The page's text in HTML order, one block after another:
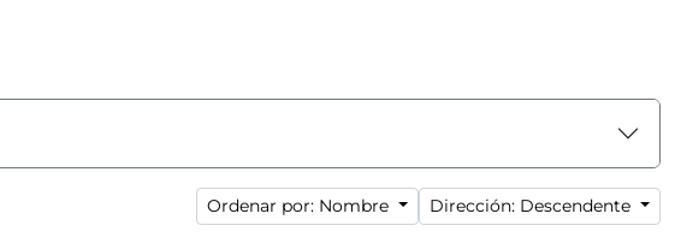
Ordenar por: Nombre Dirección: Descendente